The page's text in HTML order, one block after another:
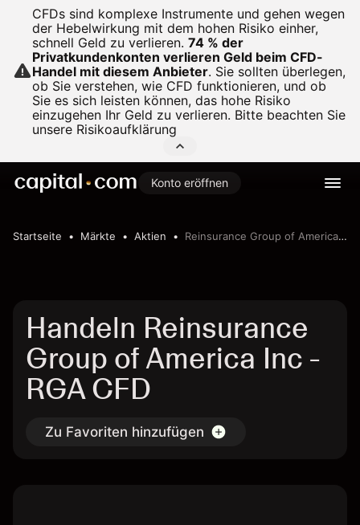
CFDs sind komplexe Instrumente und gehen wegen
der Hebelwirkung mit dem hohen Risiko einher,
schnell Geld zu verlieren. 74 % der
Privatkundenkonten verlieren Geld beim CFD-
Handel mit diesem Anbieter. Sie sollten überlegen,
ob Sie verstehen, wie CFD funktionieren, und ob
Sie es sich leisten können, das hohe Risiko
einzugehen Ihr Geld zu verlieren. Bitte beachten Sie
unsere Risikoaufklärung
Konto eröffnen
Startseite Märkte Aktien Reinsurance Group of America Inc
Handeln Reinsurance
Group of America Inc -
RGA CFD
Zu Favoriten hinzufügen